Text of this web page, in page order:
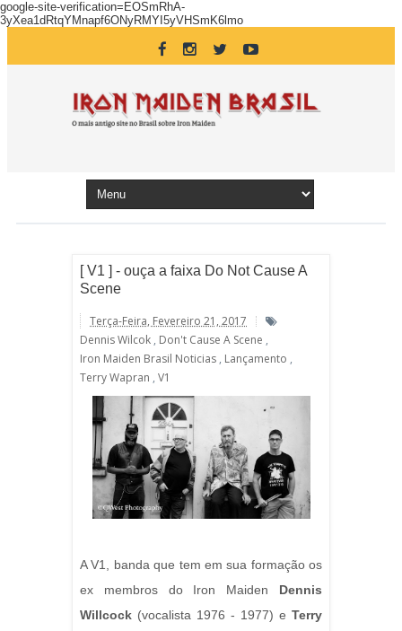
google-site-verification=EOSmRhA-
3yXea1dRtqYMnapf6ONyRMYI5yVHSmK6lmo
[ V1 ] - ouça a faixa Do Not Cause A
Scene
Terça-Feira, Fevereiro 21, 2017
Dennis Wilcok , Don't Cause A Scene ,
Iron Maiden Brasil Noticias , Lançamento ,
Terry Wapran , V1
A V1, banda que tem em sua formação os
ex membros do Iron Maiden Dennis
Willcock (vocalista 1976 - 1977) e Terry